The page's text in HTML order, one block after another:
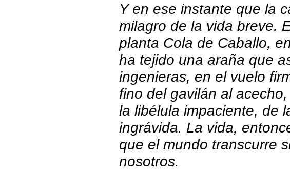
Y en ese instante que la
milagro de la vida breve.
planta Cola de Caballo,
ha tejido una araña que
ingenieras, en el vuelo
fino del gavilán al
la libélula impaciente, de
ingrávida. La vida,
que el mundo transcurre
nosotros.